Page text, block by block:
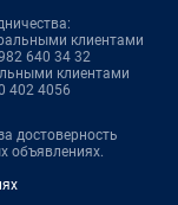
клиентами
640 34 32
клиентами
402 4056
достоверность
объявлениях.